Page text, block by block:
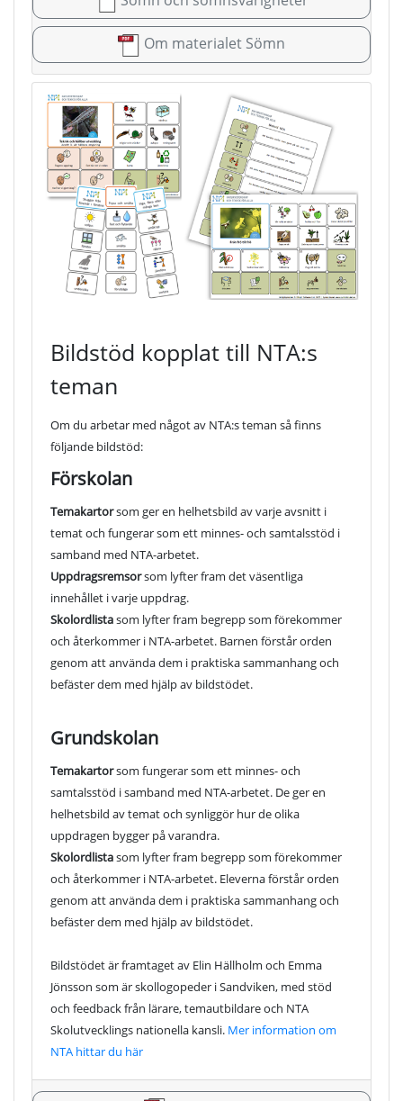
Om materialet Sömn
Bildstöd kopplat till NTA:s
teman
Om du arbetar med något av NTA:s teman så finns
följande bildstöd:
Förskolan
Temakartorsom ger en helhetsbild av varje avsnitt i
temat och fungerar som ett minnes- och samtalsstöd i
samband med NTA-arbetet.
Uppdragsremsorsom lyfter fram det väsentliga
innehållet i varje uppdrag.
Skolordlistasom lyfter fram begrepp som förekommer
och återkommer i NTA-arbetet. Barnen förstår orden
genom att använda dem i praktiska sammanhang och
befäster dem med hjälp av bildstödet.
Grundskolan
Temakartorsom fungerar som ett minnes- och
samtalsstöd i samband med NTA-arbetet. De ger en
helhetsbild av temat och synliggör hur de olika
uppdragen bygger på varandra.
Skolordlistasom lyfter fram begrepp som förekommer
och återkommer i NTA-arbetet. Eleverna förstår orden
genom att använda dem i praktiska sammanhang och
befäster dem med hjälp av bildstödet.
Bildstödet är framtaget av Elin Hällholm och Emma
Jönsson som är skollogopeder i Sandviken, med stöd
och feedback från lärare, temautbildare och NTA
Skolutvecklings nationella kansli. Mer information om
NTA hittar du här